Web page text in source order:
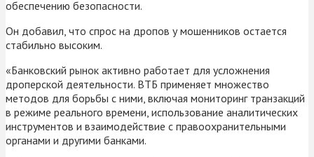
обеспечению безопасности.
Он добавил, что спрос на дропов у мошенников остается
стабильно высоким.
«Банковский рынок активно работает для усложнения
дроперской деятельности. ВТБ применяет множество
методов для борьбы с ними, включая мониторинг транзакций
в режиме реального времени, использование аналитических
инструментов и взаимодействие с правоохранительными
органами и другими банками.